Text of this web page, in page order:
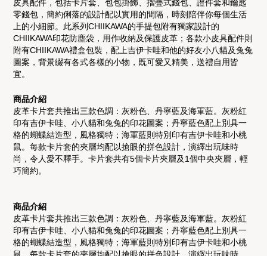
皮具配件，包括卡片套、包包掛飾、摺疊式錢包、證件套和鑰匙
零錢包，簡約俐落的設計配以實用的間隔，時刻陪伴你每個生活
上的小細節。 此系列CHIIKAWA的手提包附有獨家設計的
CHIIKAWA印花防塵袋，用作收納及保護皮革；各款小皮具配件則
附有CHIIKAWA禮盒包裝，配上吉伊卡哇和他的好友小八貓及兔兔
圖案，背景綴有各式各樣的小物，既可愛又精美，送禮自用皆
宜。
商品介紹
皮革卡片套共推出三款色調：灰粉色、丹寧藍及海軍藍。灰粉紅
印有吉伊卡哇、小八貓和兔兔的印花圖案；丹寧藍色配上別具一
格的蝴蝶結造型，風格獨特；海軍藍則特別印有吉伊卡哇和小桃
鼠。每款卡片套的夾層均配以搶眼的拼色設計，演繹出玩味時
尚，令人愛不釋手。卡片套共有5個卡片夾層及1個中央夾層，輕
巧簡約。
商品介紹
皮革卡片套共推出三款色調：灰粉色、丹寧藍及海軍藍。灰粉紅
印有吉伊卡哇、小八貓和兔兔的印花圖案；丹寧藍色配上別具一
格的蝴蝶結造型，風格獨特；海軍藍則特別印有吉伊卡哇和小桃